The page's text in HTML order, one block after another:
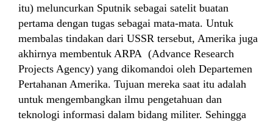
itu) meluncurkan Sputnik sebagai satelit buatan
pertama dengan tugas sebagai mata-mata. Untuk
membalas tindakan dari USSR tersebut, Amerika juga
akhirnya membentuk ARPA (Advance Research
Projects Agency) yang dikomandoi oleh Departemen
Pertahanan Amerika. Tujuan mereka saat itu adalah
untuk mengembangkan ilmu pengetahuan dan
teknologi informasi dalam bidang militer. Sehingga